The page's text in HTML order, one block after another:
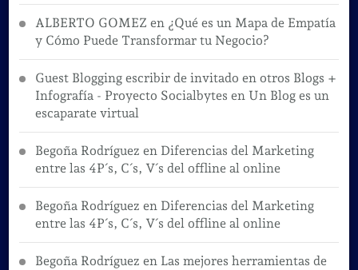
ALBERTO GOMEZ en ¿Qué es un Mapa de Empatía
y Cómo Puede Transformar tu Negocio?
Guest Blogging escribir de invitado en otros Blogs +
Infografía - Proyecto Socialbytes en Un Blog es un
escaparate virtual
Begoña Rodríguez en Diferencias del Marketing
entre las 4P´s, C´s, V´s del offline al online
Begoña Rodríguez en Diferencias del Marketing
entre las 4P´s, C´s, V´s del offline al online
Begoña Rodríguez en Las mejores herramientas de